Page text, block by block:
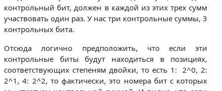
контрольный бит, должен в каждой из этих трех сумм
участвовать один раз. У нас три контрольные суммы, 3
контрольных бита.
Отсюда логично предположить, что если эти
контрольные биты будут находиться в позициях,
соответствующих степеням двойки, то есть 1: 2^0, 2:
2^1, 4: 2^2, то фактически, это номера бит с которых